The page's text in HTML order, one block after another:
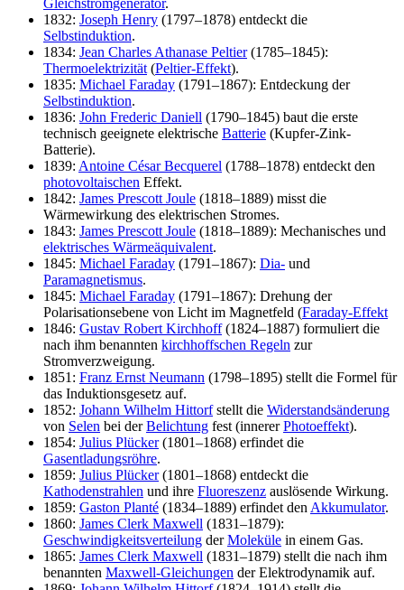
Gleichstromgenerator.
1832: Joseph Henry (1797–1878) entdeckt die
Selbstinduktion.
1834: Jean Charles Athanase Peltier(1785–1845):
Thermoelektrizität (Peltier-Effekt).
1835: Michael Faraday (1791–1867): Entdeckung der
Selbstinduktion.
1836: John Frederic Daniell (1790–1845) baut die erste
technisch geeignete elektrische Batterie (Kupfer-Zink-
Batterie).
1839: Antoine César Becquerel (1788–1878) entdeckt den
photovoltaischen Effekt.
1842: James Prescott Joule (1818–1889) misst die
Wärmewirkung des elektrischen Stromes.
1843: James Prescott Joule (1818–1889): Mechanisches und
elektrisches Wärmeäquivalent.
1845: Michael Faraday (1791–1867): Dia- und
Paramagnetismus.
1845: Michael Faraday (1791–1867): Drehung der
Polarisationsebene von Licht im Magnetfeld (Faraday-Effekt
1846: Gustav Robert Kirchhoff(1824–1887) formuliert die
nach ihm benannten kirchhoffschen Regeln zur
Stromverzweigung.
1851: Franz Ernst Neumann (1798–1895) stellt die Formel für
das Induktionsgesetz auf.
1852: Johann Wilhelm Hittorfstellt die Widerstandsänderung
von Selen bei derBelichtung fest (innererPhotoeffekt).
1854: Julius Plücker(1801–1868) erfindet die
Gasentladungsröhre.
1859: Julius Plücker(1801–1868) entdeckt die
Kathodenstrahlen und ihre Fluoreszenz auslösende Wirkung.
1859: Gaston Planté (1834–1889) erfindet den Akkumulator.
1860: James Clerk Maxwell (1831–1879):
Geschwindigkeitsverteilung derMoleküle in einem Gas.
1865: James Clerk Maxwell (1831–1879) stellt die nach ihm
benannten Maxwell-Gleichungen der Elektrodynamik auf.